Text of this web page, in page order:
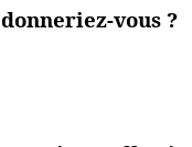
donneriez-vous ?